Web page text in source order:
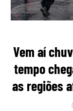
Vem aí
tempo
as regiões